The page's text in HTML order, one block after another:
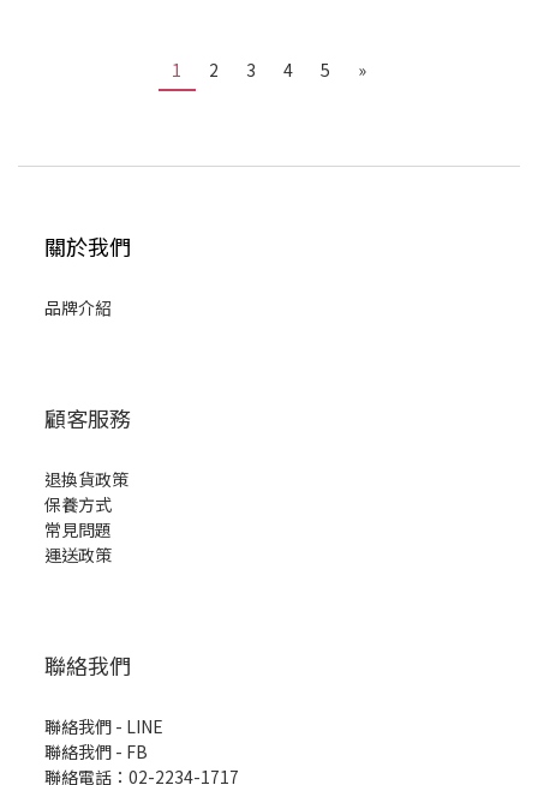
1 2 3 4 5 »
關於我們
品牌介紹
顧客服務
退換貨政策
保養方式
常見問題
運送政策
聯絡我們
聯絡我們 - LINE
聯絡我們 - FB
聯絡電話：02-2234-1717